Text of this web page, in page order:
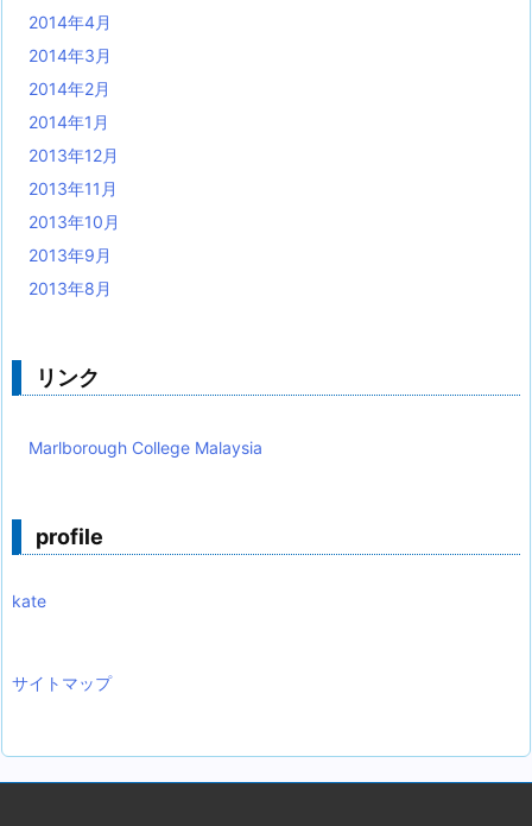
2014年4月
2014年3月
2014年2月
2014年1月
2013年12月
2013年11月
2013年10月
2013年9月
2013年8月
リンク
Marlborough College Malaysia
profile
kate
サイトマップ